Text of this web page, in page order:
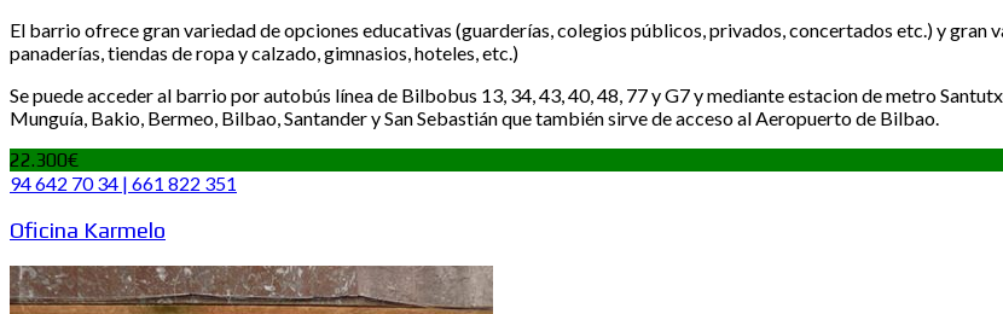
El barrio ofrece gran variedad de opciones educativas (guarderías, colegios públicos, privados, concertados etc.) y gran
panaderías, tiendas de ropa y calzado, gimnasios, hoteles, etc.)
Se puede acceder al barrio por autobús línea de Bilbobus 13, 34, 43, 40, 48, 77 y G7 y mediante estacion de metro
Munguía, Bakio, Bermeo, Bilbao, Santander y San Sebastián que también sirve de acceso al Aeropuerto de Bilbao.
22.300€
94 642 70 34 | 661 822 351
Oficina Karmelo